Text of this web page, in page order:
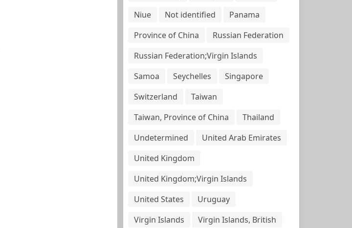
Niue
Not identified
Panama
Province of China
Russian Federation
Russian Federation;Virgin Islands
Samoa
Seychelles
Singapore
Switzerland
Taiwan
Taiwan, Province of China
Thailand
Undetermined
United Arab Emirates
United Kingdom
United Kingdom;Virgin Islands
United States
Uruguay
Virgin Islands
Virgin Islands, British